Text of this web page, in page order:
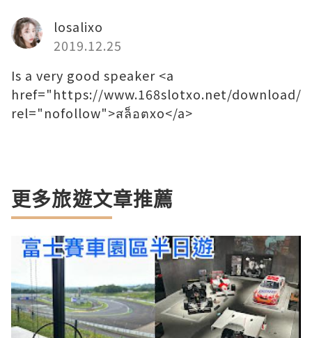
losalixo
2019.12.25
Is a very good speaker <a
href="https://www.168slotxo.net/download/"
rel="nofollow">สล็อตxo</a>
更多旅遊文章推薦